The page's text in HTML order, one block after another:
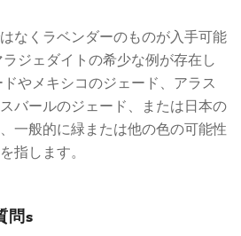
なくラベンダーのものが入手可能
ジェダイトの希少な例が存在し
やメキシコのジェード、アラス
バールのジェード、または日本の
一般的に緑または他の色の可能性
指します。
問s